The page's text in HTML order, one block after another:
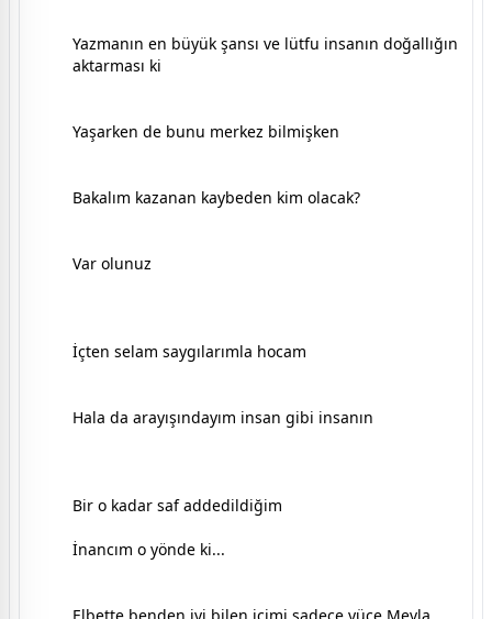
Yazmanın en büyük şansı ve lütfu insanın doğallığın
aktarması ki
Yaşarken de bunu merkez bilmişken
Bakalım kazanan kaybeden kim olacak?
Var olunuz
İçten selam saygılarımla hocam
Hala da arayışındayım insan gibi insanın
Bir o kadar saf addedildiğim
İnancım o yönde ki...